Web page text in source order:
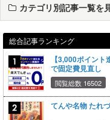
カテゴリ別記事一覧を
総合記事ランキング
【3,000ポイン
で固定費見直し
閲覧総数 16502
てんや名物 たれ